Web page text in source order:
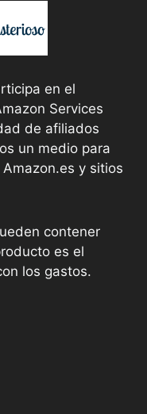
en el
Services
de afiliados
un medio para
y sitios
contener
es el
los gastos.